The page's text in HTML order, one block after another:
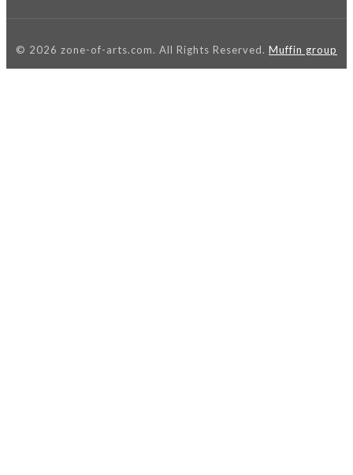
© 2026 zone-of-arts.com. All Rights Reserved. Muffin group